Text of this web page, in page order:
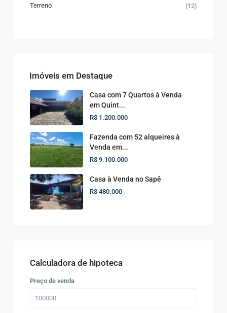
Terreno (12)
Imóveis em Destaque
Casa com 7 Quartos à Venda
em Quint...
R$ 1.200.000
Fazenda com 52 alqueires à
Venda em...
R$ 9.100.000
Casa à Venda no Sapê
R$ 480.000
Calculadora de hipoteca
Preço de venda